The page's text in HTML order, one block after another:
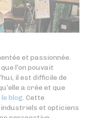
et passionnée.
l’on pouvait
il est difficile de
a crée et que
blog. Cette
industriels et opticiens